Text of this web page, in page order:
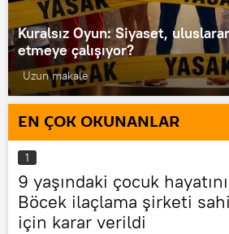
Kuralsız Oyun: Siyaset,
etmeye çalışıyor?
Uzun makale
EN ÇOK OKUNANLAR
1
9 yaşındaki çocuk
Böcek ilaçlama şirketi
için karar verildi